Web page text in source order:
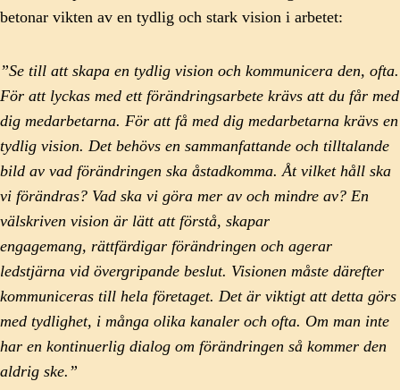
betonar vikten av en tydlig och stark vision i arbetet:
”Se till att skapa en tydlig vision och kommunicera den, ofta.
För att lyckas med ett förändringsarbete krävs att du får med
dig medarbetarna. För att få med dig medarbetarna krävs en
tydlig vision. Det behövs en sammanfattande och tilltalande
bild av vad förändringen ska åstadkomma. Åt vilket håll ska
vi förändras? Vad ska vi göra mer av och mindre av? En
välskriven vision är lätt att förstå, skapar
engagemang, rättfärdigar förändringen och agerar
ledstjärna vid övergripande beslut. Visionen måste därefter
kommuniceras till hela företaget. Det är viktigt att detta görs
med tydlighet, i många olika kanaler och ofta. Om man inte
har en kontinuerlig dialog om förändringen så kommer den
aldrig ske.”